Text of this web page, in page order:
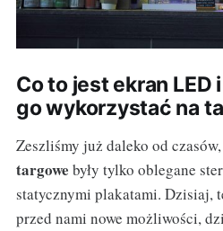
Co to jest ekran
go wykorzystać na
Zeszliśmy już daleko od
targowe były tylko oblegane
statycznymi plakatami. Dzisiaj,
przed nami nowe możliwości,